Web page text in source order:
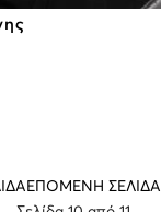
ΕΠΟΜΕΝΗ ΣΕΛΙΔΑ